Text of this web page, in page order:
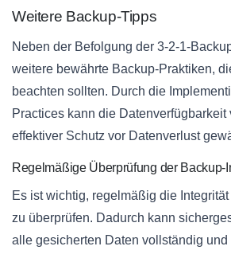
Weitere Backup-Tipps
Neben der Befolgung der 3-2-1-
weitere bewährte Backup-Praktiken,
beachten sollten. Durch die
Practices kann die Datenverfügbarkeit
effektiver Schutz vor Datenverlust
Regelmäßige Überprüfung der Backup-
Es ist wichtig, regelmäßig die
zu überprüfen. Dadurch kann
alle gesicherten Daten vollständig